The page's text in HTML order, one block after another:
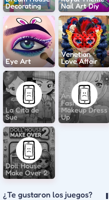
Decorating
Nail Art Diy
Eye Art
Venetian
Love Affair
La Cita de
Sue
Anime Girls
Fashion
Makeup Dress
Up
Doll House
Make Over 2
¿Te gustaron los juegos?